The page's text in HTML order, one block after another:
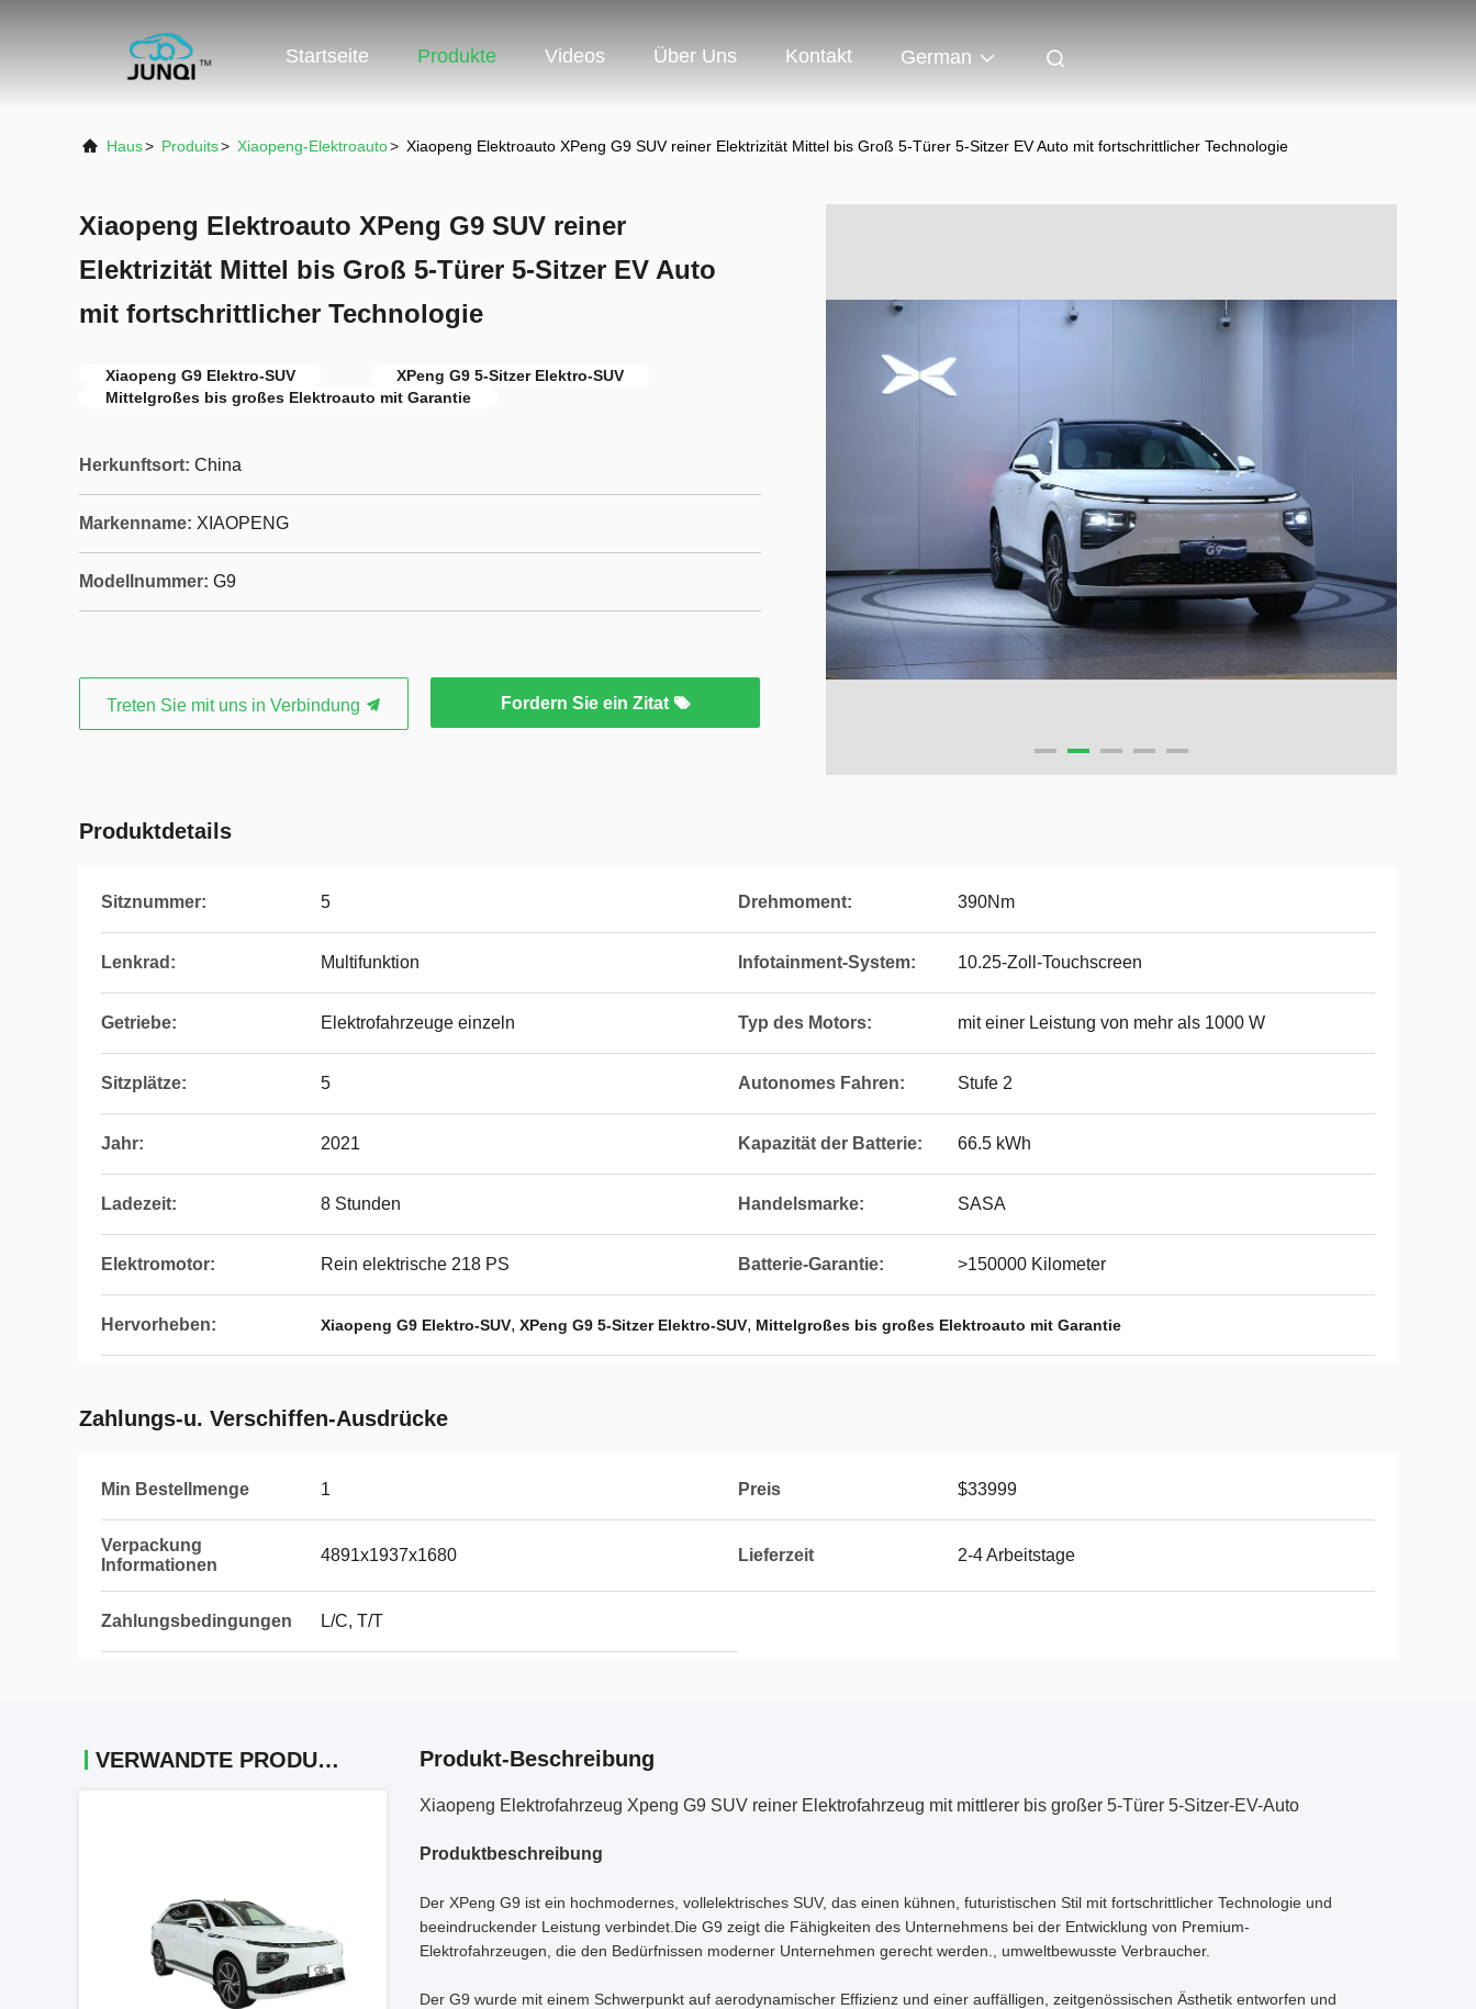
Startseite Produkte Videos Über Uns Kontakt German
Haus> Produits> Xiaopeng-Elektroauto> Xiaopeng Elektroauto XPeng G9 SUV reiner Elektrizität Mittel bis Groß 5-Türer 5-Sitzer EV Auto mit fortschrittlicher Technologie
Xiaopeng Elektroauto XPeng G9 SUV reiner
Elektrizität Mittel bis Groß 5-Türer 5-Sitzer EV Auto
mit fortschrittlicher Technologie
Xiaopeng G9 Elektro-SUV
XPeng G9 5-Sitzer Elektro-SUV
Mittelgroßes bis großes Elektroauto mit Garantie
Herkunftsort: China
Markenname: XIAOPENG
Modellnummer: G9
Treten Sie mit uns in Verbindung Fordern Sie ein Zitat
Produktdetails
Sitznummer: 5 Drehmoment: 390Nm
Lenkrad: Multifunktion Infotainment-System: 10.25-Zoll-Touchscreen
Getriebe: Elektrofahrzeuge einzeln Typ des Motors: mit einer Leistung von mehr als 1000 W
Sitzplätze: 5 Autonomes Fahren: Stufe 2
Jahr: 2021 Kapazität der Batterie: 66.5 kWh
Ladezeit: 8 Stunden Handelsmarke: SASA
Elektromotor: Rein elektrische 218 PS Batterie-Garantie: >150000 Kilometer
Hervorheben: Xiaopeng G9 Elektro-SUV, XPeng G9 5-Sitzer Elektro-SUV, Mittelgroßes bis großes Elektroauto mit Garantie
Zahlungs-u. Verschiffen-Ausdrücke
Min Bestellmenge 1 Preis $33999
Verpackung
Informationen
4891x1937x1680 Lieferzeit 2-4 Arbeitstage
Zahlungsbedingungen L/C, T/T
VERWANDTE PRODUKTE Produkt-Beschreibung
Xiaopeng Elektrofahrzeug Xpeng G9 SUV reiner Elektrofahrzeug mit mittlerer bis großer 5-Türer 5-Sitzer-EV-Auto
Produktbeschreibung
Der XPeng G9 ist ein hochmodernes, vollelektrisches SUV, das einen kühnen, futuristischen Stil mit fortschrittlicher Technologie und
beeindruckender Leistung verbindet.Die G9 zeigt die Fähigkeiten des Unternehmens bei der Entwicklung von Premium-
Elektrofahrzeugen, die den Bedürfnissen moderner Unternehmen gerecht werden., umweltbewusste Verbraucher.
Der G9 wurde mit einem Schwerpunkt auf aerodynamischer Effizienz und einer auffälligen, zeitgenössischen Ästhetik entworfen und